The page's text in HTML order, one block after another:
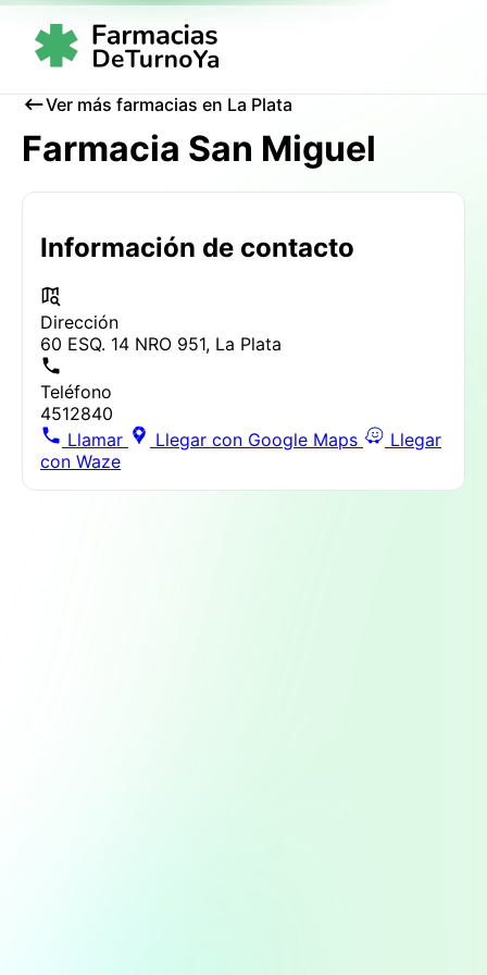
Ver más farmacias en La Plata
Farmacia San Miguel
Información de contacto
Dirección
60 ESQ. 14 NRO 951, La Plata
Teléfono
4512840
Llamar
Llegar con Google Maps
Llegar
con Waze